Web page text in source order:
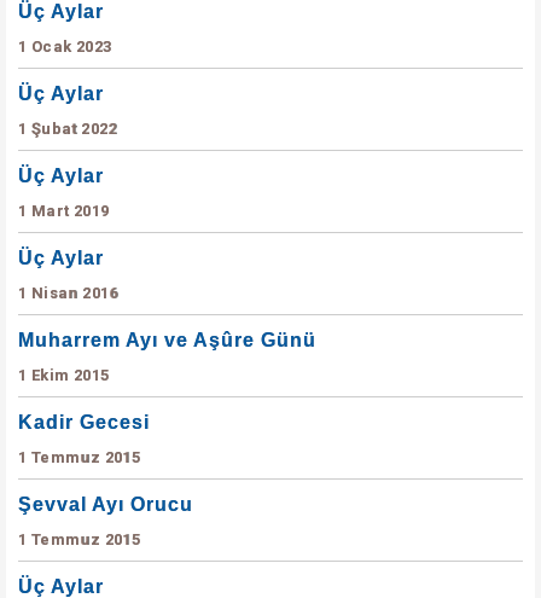
Üç Aylar
1 Ocak 2023
Üç Aylar
1 Şubat 2022
Üç Aylar
1 Mart 2019
Üç Aylar
1 Nisan 2016
Muharrem Ayı ve Aşûre Günü
1 Ekim 2015
Kadir Gecesi
1 Temmuz 2015
Şevval Ayı Orucu
1 Temmuz 2015
Üç Aylar